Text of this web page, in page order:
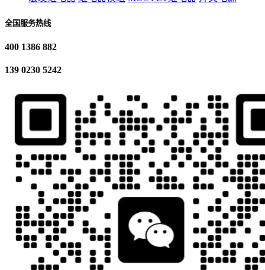
全国服务热线
400 1386 882
139 0230 5242